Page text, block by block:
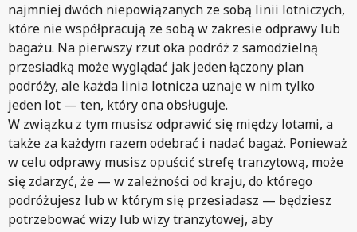
najmniej dwóch niepowiązanych ze sobą linii lotniczych,
które nie współpracują ze sobą w zakresie odprawy lub
bagażu. Na pierwszy rzut oka podróż z samodzielną
przesiadką może wyglądać jak jeden łączony plan
podróży, ale każda linia lotnicza uznaje w nim tylko
jeden lot — ten, który ona obsługuje.
W związku z tym musisz odprawić się między lotami, a
także za każdym razem odebrać i nadać bagaż. Ponieważ
w celu odprawy musisz opuścić strefę tranzytową, może
się zdarzyć, że — w zależności od kraju, do którego
podróżujesz lub w którym się przesiadasz — będziesz
potrzebować wizy lub wizy tranzytowej, aby